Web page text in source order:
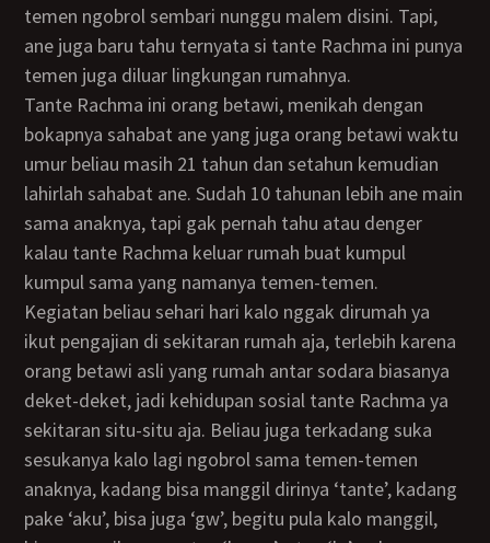
temen ngobrol sembari nunggu malem disini. Tapi,
ane juga baru tahu ternyata si tante Rachma ini punya
temen juga diluar lingkungan rumahnya.
Tante Rachma ini orang betawi, menikah dengan
bokapnya sahabat ane yang juga orang betawi waktu
umur beliau masih 21 tahun dan setahun kemudian
lahirlah sahabat ane. Sudah 10 tahunan lebih ane main
sama anaknya, tapi gak pernah tahu atau denger
kalau tante Rachma keluar rumah buat kumpul
kumpul sama yang namanya temen-temen.
Kegiatan beliau sehari hari kalo nggak dirumah ya
ikut pengajian di sekitaran rumah aja, terlebih karena
orang betawi asli yang rumah antar sodara biasanya
deket-deket, jadi kehidupan sosial tante Rachma ya
sekitaran situ-situ aja. Beliau juga terkadang suka
sesukanya kalo lagi ngobrol sama temen-temen
anaknya, kadang bisa manggil dirinya ‘tante’, kadang
pake ‘aku’, bisa juga ‘gw’, begitu pula kalo manggil,